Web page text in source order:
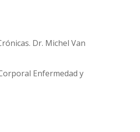
Dr. Michel Van
Enfermedad y